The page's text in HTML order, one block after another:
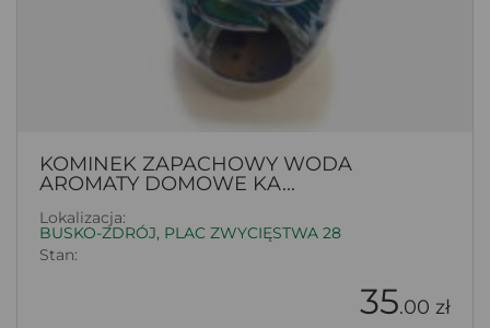
KOMINEK ZAPACHOWY WODA
AROMATY DOMOWE KA...
Lokalizacja:
BUSKO-ZDRÓJ, PLAC ZWYCIĘSTWA 28
Stan:
35.00 zł